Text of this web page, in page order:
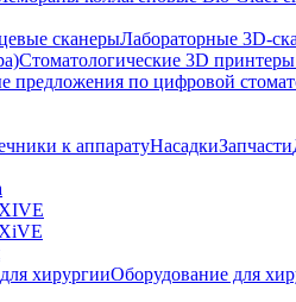
сканерыЛабораторные 3D-
Стоматологические 3D
предложения по цифровой
к аппаратуНасадкиЗапчасти
хирургииОборудование для